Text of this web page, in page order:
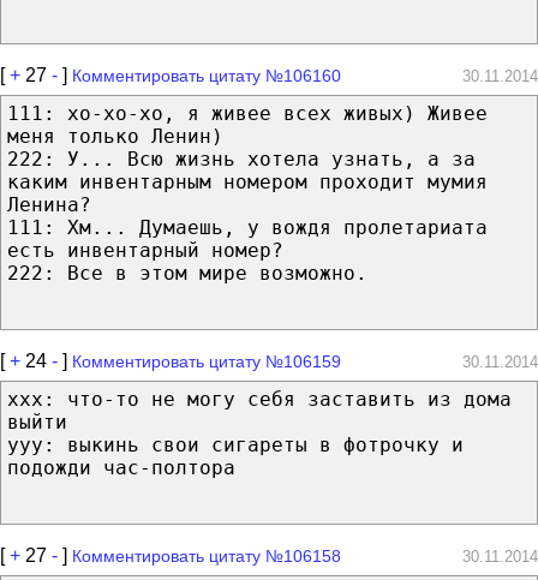
[+ 27 - ] Комментировать цитату №106160 30.11.2014
111: хо-хо-хо, я живее всех живых) Живее
меня только Ленин)
222: У... Всю жизнь хотела узнать, а за
каким инвентарным номером проходит мумия
Ленина?
111: Хм... Думаешь, у вождя пролетариата
есть инвентарный номер?
222: Все в этом мире возможно.
[+ 24 - ] Комментировать цитату №106159 30.11.2014
ххх: что-то не могу себя заставить из дома
выйти
ууу: выкинь свои сигареты в фотрочку и
подожди час-полтора
[+ 27 - ] Комментировать цитату №106158 30.11.2014